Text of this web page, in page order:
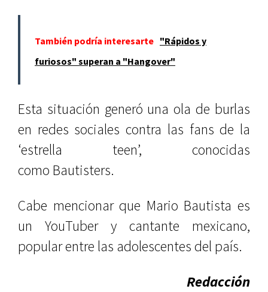
También podría interesarte "Rápidos y
furiosos" superan a "Hangover"
Esta situación generó una ola de burlas
en redes sociales contra las fans de la
‘estrella teen’, conocidas
como Bautisters.
Cabe mencionar que Mario Bautista es
un YouTuber y cantante mexicano,
popular entre las adolescentes del país.
Redacción